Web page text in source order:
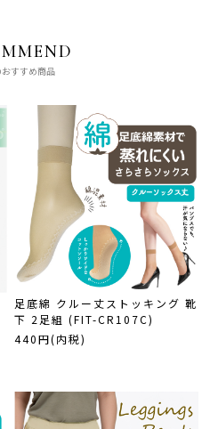
すすめ商品
足底綿 クルー丈ストッキング 靴
下 2足組 (FIT-CR107C)
440円(内税)